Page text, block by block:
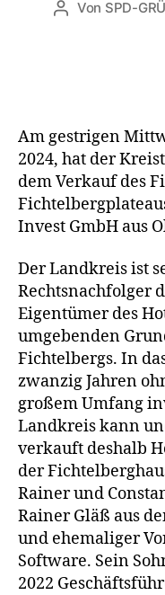
Beitragsautor
Von SPD-
Am gest­ri­gen
2024, hat der
dem Verkauf des
Invest GmbH aus
Der Landkreis ist
Rechtsnachfolger
Eigentümer des
umge­ben­den
Fichtelbergs. In
zwan­zig Jahren
gro­ßem Umfang
Landkreis kann
ver­kauft des­halb
der
Rainer und
Rainer Gläß aus
und ehe­ma­li­ger
Software. Sein
2022